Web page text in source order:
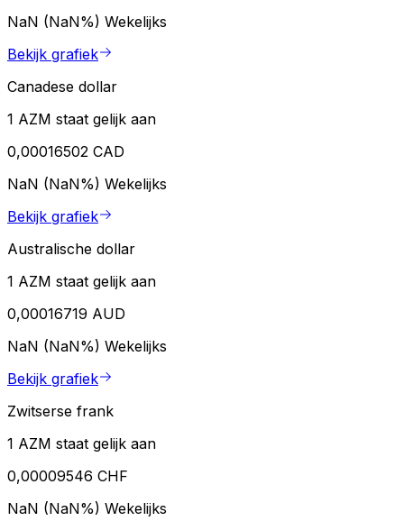
NaN (NaN%) Wekelijks
Bekijk grafiek
Canadese dollar
1 AZM staat gelijk aan
0,00016502 CAD
NaN (NaN%) Wekelijks
Bekijk grafiek
Australische dollar
1 AZM staat gelijk aan
0,00016719 AUD
NaN (NaN%) Wekelijks
Bekijk grafiek
Zwitserse frank
1 AZM staat gelijk aan
0,00009546 CHF
NaN (NaN%) Wekelijks